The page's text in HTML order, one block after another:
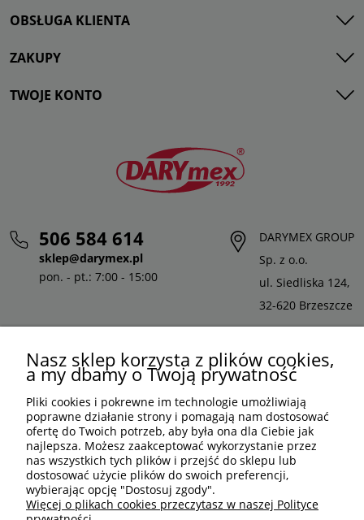
OBSŁUGA KLIENTA
ZAKUPY
TWOJE KONTO
506 584 614
sklep@darymex.pl
pon. - pt.: 7:00 - 15:00
DARYMEX GROUP
Sp. z o.o.
ul. Siedliska 124,
32-620 Brzeszcze
PLN PL
Nasz sklep korzysta z plików cookies,
a my dbamy o Twoją prywatność
Pliki cookies i pokrewne im technologie umożliwiają
poprawne działanie strony i pomagają nam dostosować
ofertę do Twoich potrzeb, aby była ona dla Ciebie jak
najlepsza. Możesz zaakceptować wykorzystanie przez
nas wszystkich tych plików i przejść do sklepu lub
dostosować użycie plików do swoich preferencji,
wybierając opcję "Dostosuj zgody".
Więcej o plikach cookies przeczytasz w naszej Polityce